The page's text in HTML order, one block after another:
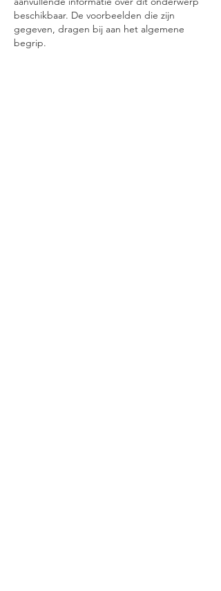
beschikbaar. De voorbeelden die zijn
gegeven, dragen bij aan het algemene
begrip.